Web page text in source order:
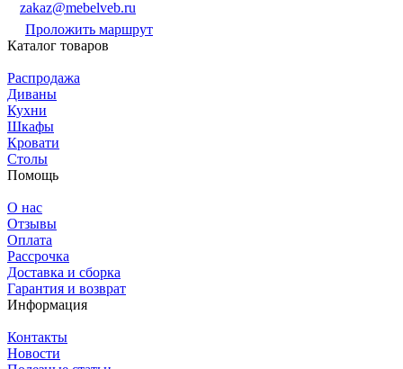
zakaz@mebelveb.ru
Проложить маршрут
Каталог товаров
Распродажа
Диваны
Кухни
Шкафы
Кровати
Столы
Помощь
О нас
Отзывы
Оплата
Рассрочка
Доставка и сборка
Гарантия и возврат
Информация
Контакты
Новости